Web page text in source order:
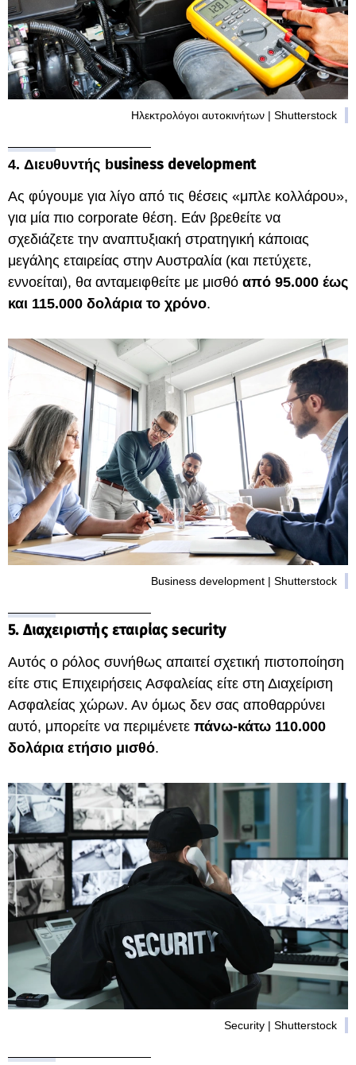
Ηλεκτρολόγοι αυτοκινήτων | Shutterstock
4. Διευθυντής business development
Ας φύγουμε για λίγο από τις θέσεις «μπλε κολλάρου»,
για μία πιο corporate θέση. Εάν βρεθείτε να
σχεδιάζετε την αναπτυξιακή στρατηγική κάποιας
μεγάλης εταιρείας στην Αυστραλία (και πετύχετε,
εννοείται), θα ανταμειφθείτε με μισθό από 95.000 έως
και 115.000 δολάρια το χρόνο.
Business development | Shutterstock
5. Διαχειριστής εταιρίας security
Αυτός ο ρόλος συνήθως απαιτεί σχετική πιστοποίηση
είτε στις Επιχειρήσεις Ασφαλείας είτε στη Διαχείριση
Ασφαλείας χώρων. Αν όμως δεν σας αποθαρρύνει
αυτό, μπορείτε να περιμένετε πάνω-κάτω 110.000
δολάρια ετήσιο μισθό.
Security | Shutterstock